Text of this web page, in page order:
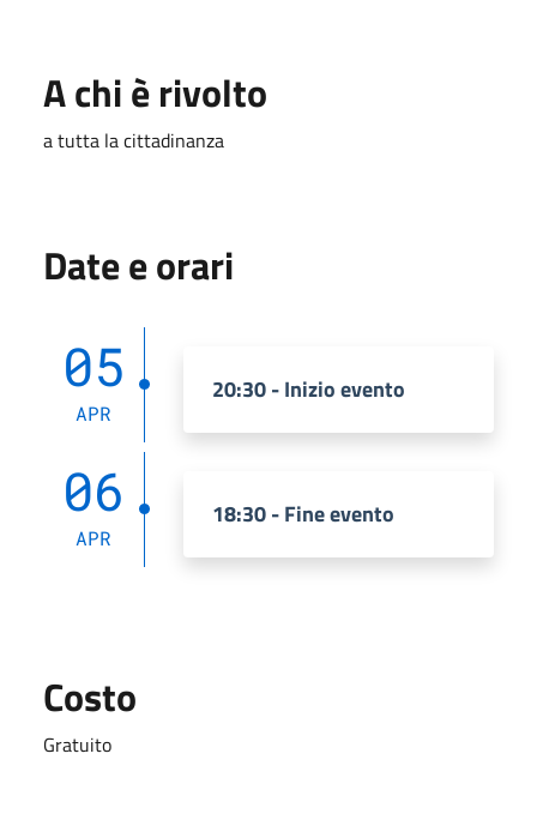
A chi è rivolto
a tutta la cittadinanza
Date e orari
05
APR
20:30 - Inizio evento
06
APR
18:30 - Fine evento
Costo
Gratuito